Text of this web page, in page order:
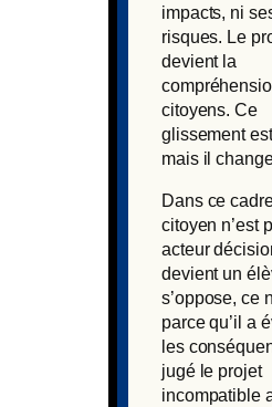
impacts, ni
risques. Le
devient la
citoyens. Ce
glissement
mais il
Dans ce
citoyen n’est
acteur
devient un
s’oppose, ce
parce qu’il a
les
jugé le projet
incompatible